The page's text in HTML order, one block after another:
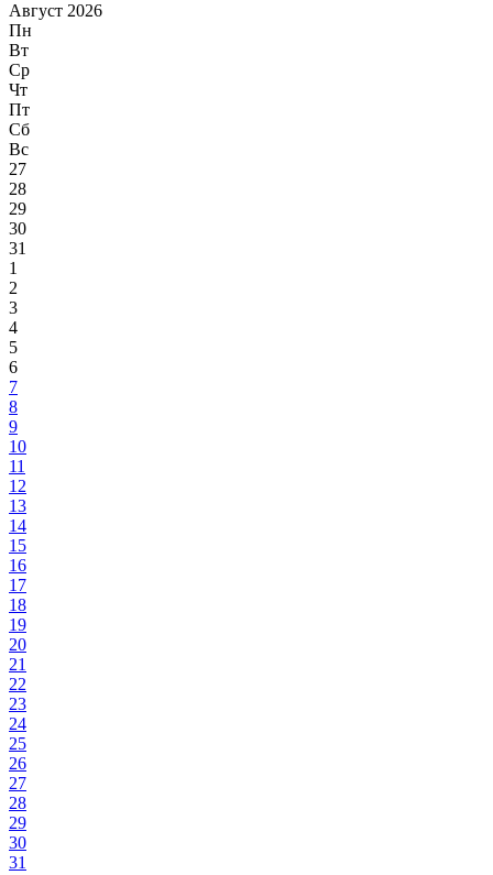
Август 2026
Пн
Вт
Ср
Чт
Пт
Сб
Вс
27
28
29
30
31
1
2
3
4
5
6
7
8
9
10
11
12
13
14
15
16
17
18
19
20
21
22
23
24
25
26
27
28
29
30
31